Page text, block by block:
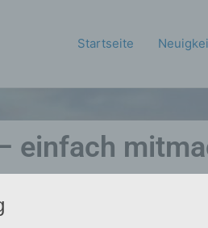
Startseite
einfach
Bogen in die Hand
zu einem